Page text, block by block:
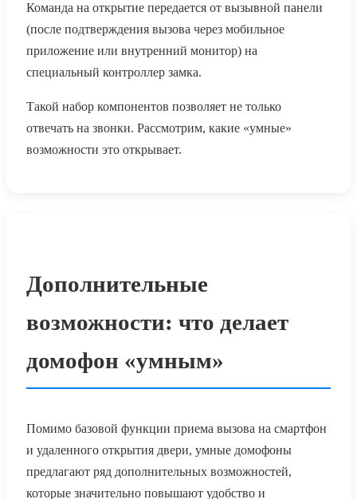
Команда на открытие передается от вызывной панели
(после подтверждения вызова через мобильное
приложение или внутренний монитор) на
специальный контроллер замка.
Такой набор компонентов позволяет не только
отвечать на звонки. Рассмотрим, какие «умные»
возможности это открывает.
Дополнительные
возможности: что делает
домофон «умным»
Помимо базовой функции приема вызова на смартфон
и удаленного открытия двери, умные домофоны
предлагают ряд дополнительных возможностей,
которые значительно повышают удобство и